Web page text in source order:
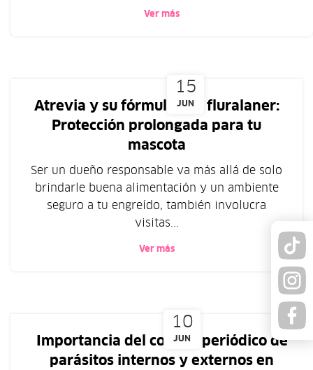
Ver más
15
JUN
Atrevia y su fórmula con fluralaner:
Protección prolongada para tu
mascota
Ser un dueño responsable va más allá de solo
brindarle buena alimentación y un ambiente
seguro a tu engreído, también involucra
visitas...
Ver más
10
JUN
Importancia del control periódico de
parásitos internos y externos en